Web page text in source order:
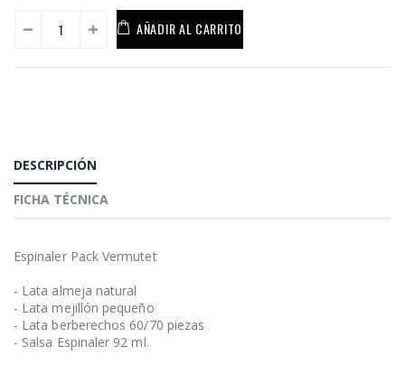
AÑADIR AL CARRITO
DESCRIPCIÓN
FICHA TÉCNICA
Espinaler Pack Vermutet
- Lata almeja natural
- Lata mejillón pequeño
- Lata berberechos 60/70 piezas
- Salsa Espinaler 92 ml.